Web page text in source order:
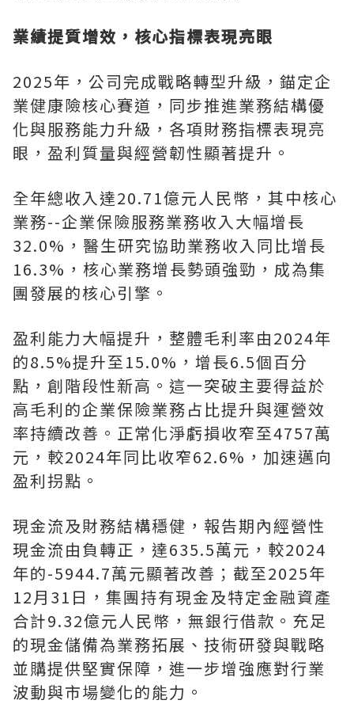
業績提質增效，核心指標表現亮眼
2025年，公司完成戰略轉型升級，錨定企
業健康險核心賽道，同步推進業務結構優
化與服務能力升級，各項財務指標表現亮
眼，盈利質量與經營韌性顯著提升。
全年總收入達20.71億元人民幣，其中核心
業務--企業保險服務業務收入大幅增長
32.0%，醫生研究協助業務收入同比增長
16.3%，核心業務增長勢頭強勁，成為集
團發展的核心引擎。
盈利能力大幅提升，整體毛利率由2024年
的8.5%提升至15.0%，增長6.5個百分
點，創階段性新高。這一突破主要得益於
高毛利的企業保險業務占比提升與運營效
率持續改善。正常化淨虧損收窄至4757萬
元，較2024年同比收窄62.6%，加速邁向
盈利拐點。
現金流及財務結構穩健，報告期內經營性
現金流由負轉正，達635.5萬元，較2024
年的-5944.7萬元顯著改善；截至2025年
12月31日，集團持有現金及特定金融資產
合計9.32億元人民幣，無銀行借款。充足
的現金儲備為業務拓展、技術研發與戰略
並購提供堅實保障，進一步增強應對行業
波動與市場變化的能力。